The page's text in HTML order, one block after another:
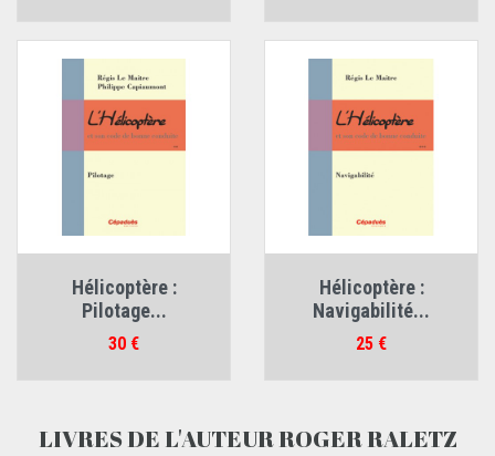
Hélicoptère :
Pilotage...
Prix
30 €
Hélicoptère :
Navigabilité...
Prix
25 €
LIVRES DE L'AUTEUR ROGER RALETZ